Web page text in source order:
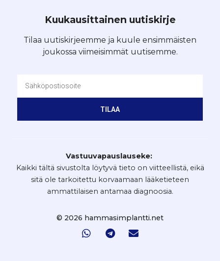
Kuukausittainen uutiskirje
Tilaa uutiskirjeemme ja kuule ensimmäisten
joukossa viimeisimmät uutisemme.
TILAA
Vastuuvapauslauseke:
Kaikki tältä sivustolta löytyvä tieto on viitteellistä, eikä
sitä ole tarkoitettu korvaamaan lääketieteen
ammattilaisen antamaa diagnoosia.
© 2026 hammasimplantti.net